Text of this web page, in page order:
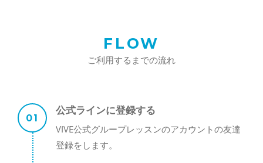
FLOW
ご利用するまでの流れ
公式ラインに登録する
VIVE公式グループレッスンのアカウントの友達
登録をします。